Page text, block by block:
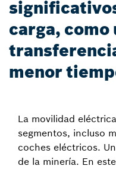
carga, como
menor
La movilidad
segmentos, incluso
coches eléctricos.
de la minería. En